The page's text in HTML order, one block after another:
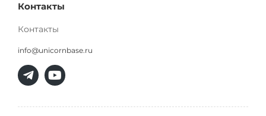
Контакты
Контакты
info@unicornbase.ru